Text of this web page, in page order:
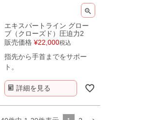
エキスパートライン グロー
ブ（クローズド）圧迫力2
販売価格 ¥22,000税込
指先から手首までをサポー
ト。
詳細を見る